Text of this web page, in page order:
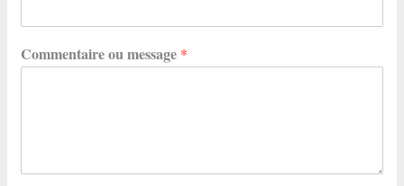
Commentaire ou message *